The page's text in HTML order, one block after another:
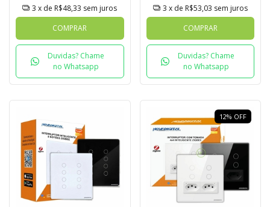
3 x de R$48,33 sem juros
COMPRAR
Duvidas? Chame
no Whatsapp
3 x de R$53,03 sem juros
COMPRAR
Duvidas? Chame
no Whatsapp
12% OFF